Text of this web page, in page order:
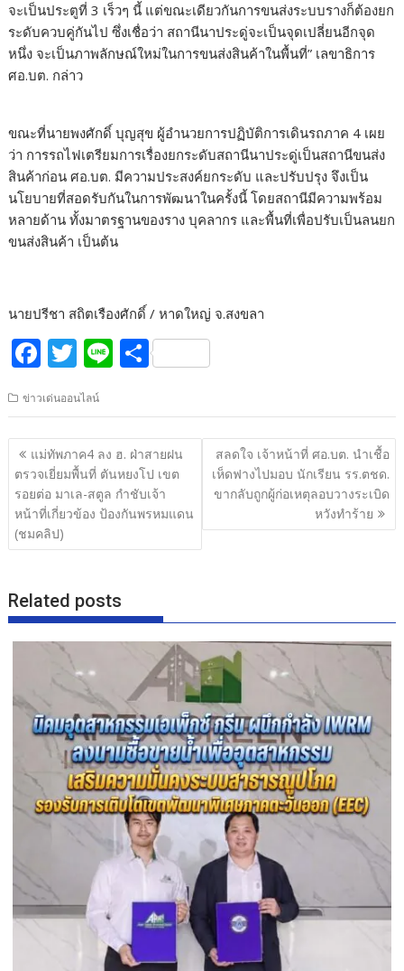
จะเป็นประตูที่ 3 เร็วๆ นี้ แต่ขณะเดียวกันการขนส่งระบบรางก็ต้องยก
ระดับควบคู่กันไป ซึ่งเชื่อว่า สถานีนาประดู่จะเป็นจุดเปลี่ยนอีกจุด
หนึ่ง จะเป็นภาพลักษณ์ใหม่ในการขนส่งสินค้าในพื้นที่” เลขาธิการ
ศอ.บต. กล่าว
ขณะที่นายพงศักดิ์ บุญสุข ผู้อำนวยการปฏิบัติการเดินรถภาค 4 เผย
ว่า การรถไฟเตรียมการเรื่องยกระดับสถานีนาประดู่เป็นสถานีขนส่ง
สินค้าก่อน ศอ.บต. มีความประสงค์ยกระดับ และปรับปรุง จึงเป็น
นโยบายที่สอดรับกันในการพัฒนาในครั้งนี้ โดยสถานีมีความพร้อม
หลายด้าน ทั้งมาตรฐานของราง บุคลากร และพื้นที่เพื่อปรับเป็นลนยก
ขนส่งสินค้า เป็นต้น
นายปรีชา สถิตเรืองศักดิ์ / หาดใหญ่ จ.สงขลา
F
e
b
o
o
k
T
w
itt
er
Li
e
S
ar
e
ข่าวเด่นออนไลน์
แนะแนว
เรื่อง
แม่ทัพภาค4 ลง ฮ. ฝ่าสายฝน
ตรวจเยี่ยมพื้นที่ ตันหยงโป เขต
รอยต่อ มาเล-สตูล กำชับเจ้า
หน้าที่เกี่ยวข้อง ป้องกันพรหมแดน
(ชมคลิป)
สลดใจ เจ้าหน้าที่ ศอ.บต. นำเชื้อ
เห็ดฟางไปมอบ นักเรียน รร.ตชด.
ขากลับถูกผู้ก่อเหตุลอบวางระเบิด
หวังทำร้าย
Related posts